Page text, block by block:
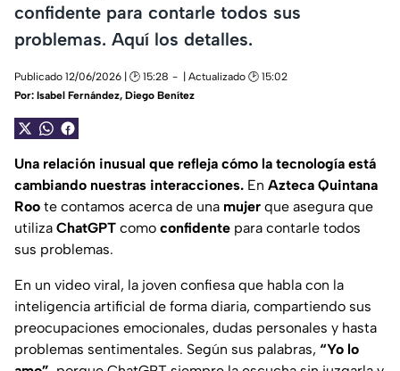
confidente para contarle todos sus
problemas. Aquí los detalles.
Publicado 12/06/2026 | 🕑 15:28
| Actualizado 🕑 15:02
Por: Isabel Fernández, Diego Benítez
Una relación inusual que refleja cómo la tecnología está
cambiando nuestras interacciones. En Azteca Quintana
Roo te contamos acerca de una mujer que asegura que
utiliza ChatGPT como confidente para contarle todos
sus problemas.
En un video viral, la joven confiesa que habla con la
inteligencia artificial de forma diaria, compartiendo sus
preocupaciones emocionales, dudas personales y hasta
problemas sentimentales. Según sus palabras, “Yo lo